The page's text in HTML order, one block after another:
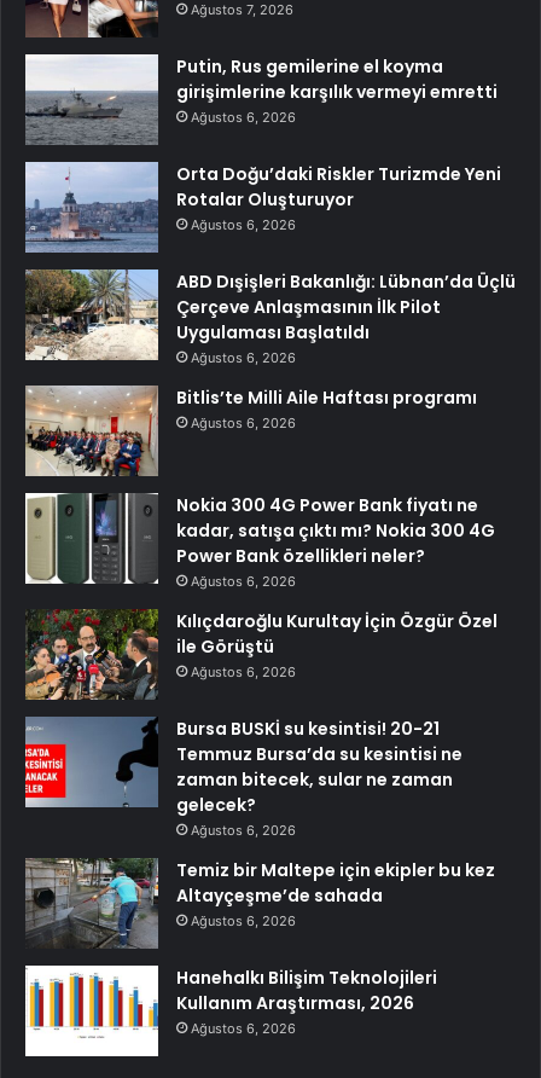
Ağustos 7, 2026
Putin, Rus gemilerine el koyma
girişimlerine karşılık vermeyi emretti
Ağustos 6, 2026
Orta Doğu’daki Riskler Turizmde Yeni
Rotalar Oluşturuyor
Ağustos 6, 2026
ABD Dışişleri Bakanlığı: Lübnan’da Üçlü
Çerçeve Anlaşmasının İlk Pilot
Uygulaması Başlatıldı
Ağustos 6, 2026
Bitlis’te Milli Aile Haftası programı
Ağustos 6, 2026
Nokia 300 4G Power Bank fiyatı ne
kadar, satışa çıktı mı? Nokia 300 4G
Power Bank özellikleri neler?
Ağustos 6, 2026
Kılıçdaroğlu Kurultay İçin Özgür Özel
ile Görüştü
Ağustos 6, 2026
Bursa BUSKİ su kesintisi! 20-21
Temmuz Bursa’da su kesintisi ne
zaman bitecek, sular ne zaman
gelecek?
Ağustos 6, 2026
Temiz bir Maltepe için ekipler bu kez
Altayçeşme’de sahada
Ağustos 6, 2026
Hanehalkı Bilişim Teknolojileri
Kullanım Araştırması, 2026
Ağustos 6, 2026